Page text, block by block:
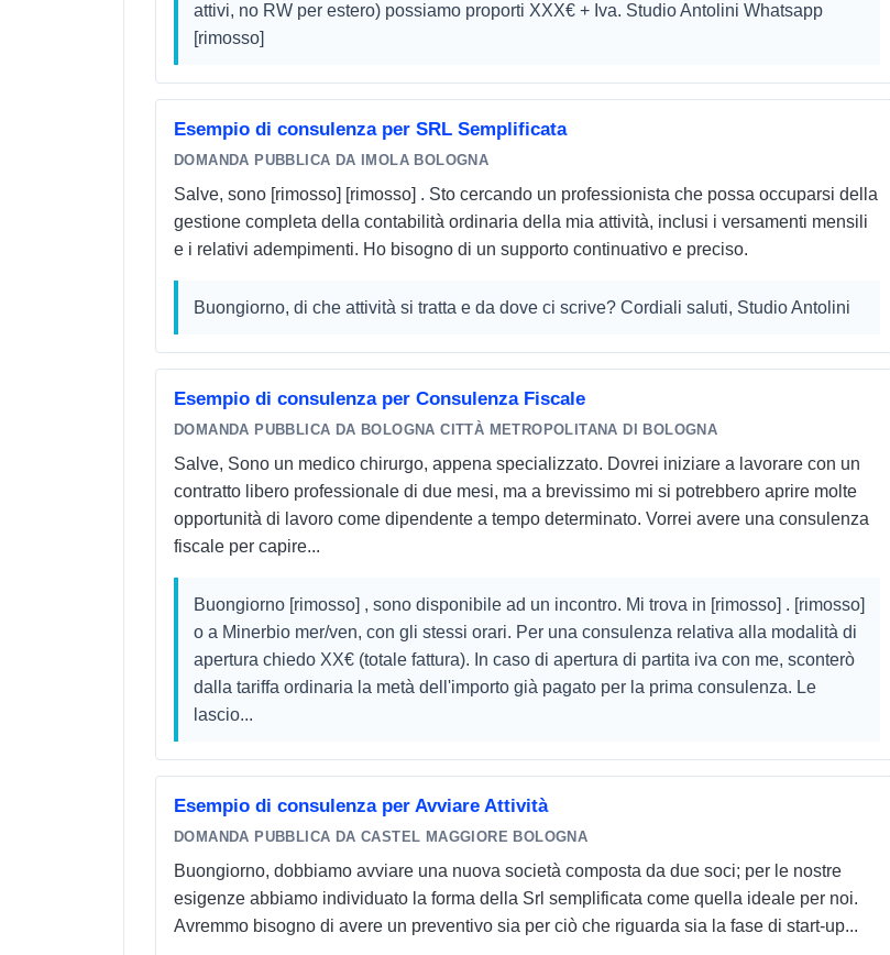
attivi, no RW per estero) possiamo proporti XXX€ + Iva. Studio Antolini Whatsapp
[rimosso]
Esempio di consulenza per SRL Semplificata
DOMANDA PUBBLICA DA IMOLA BOLOGNA
Salve, sono [rimosso] [rimosso] . Sto cercando un professionista che possa occuparsi della
gestione completa della contabilità ordinaria della mia attività, inclusi i versamenti mensili
e i relativi adempimenti. Ho bisogno di un supporto continuativo e preciso.
Buongiorno, di che attività si tratta e da dove ci scrive? Cordiali saluti, Studio Antolini
Esempio di consulenza per Consulenza Fiscale
DOMANDA PUBBLICA DA BOLOGNA CITTÀ METROPOLITANA DI BOLOGNA
Salve, Sono un medico chirurgo, appena specializzato. Dovrei iniziare a lavorare con un
contratto libero professionale di due mesi, ma a brevissimo mi si potrebbero aprire molte
opportunità di lavoro come dipendente a tempo determinato. Vorrei avere una consulenza
fiscale per capire...
Buongiorno [rimosso] , sono disponibile ad un incontro. Mi trova in [rimosso] . [rimosso]
o a Minerbio mer/ven, con gli stessi orari. Per una consulenza relativa alla modalità di
apertura chiedo XX€ (totale fattura). In caso di apertura di partita iva con me, sconterò
dalla tariffa ordinaria la metà dell'importo già pagato per la prima consulenza. Le
lascio...
Esempio di consulenza per Avviare Attività
DOMANDA PUBBLICA DA CASTEL MAGGIORE BOLOGNA
Buongiorno, dobbiamo avviare una nuova società composta da due soci; per le nostre
esigenze abbiamo individuato la forma della Srl semplificata come quella ideale per noi.
Avremmo bisogno di avere un preventivo sia per ciò che riguarda sia la fase di start-up...